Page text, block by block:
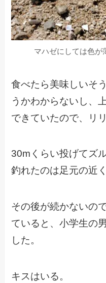
マハゼにしては色が
食べたら美味しいそ
うかわからないし、
できていたので、リ
30mくらい投げてズ
釣れたのは足元の近
その後が続かないの
ていると、小学生の
した。
キスはいる。